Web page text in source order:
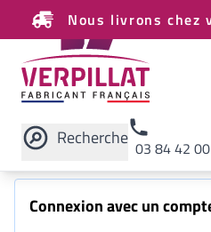
Nous livrons chez
Recherche 03 84 42
Rechercher sur le site
Connexion avec un